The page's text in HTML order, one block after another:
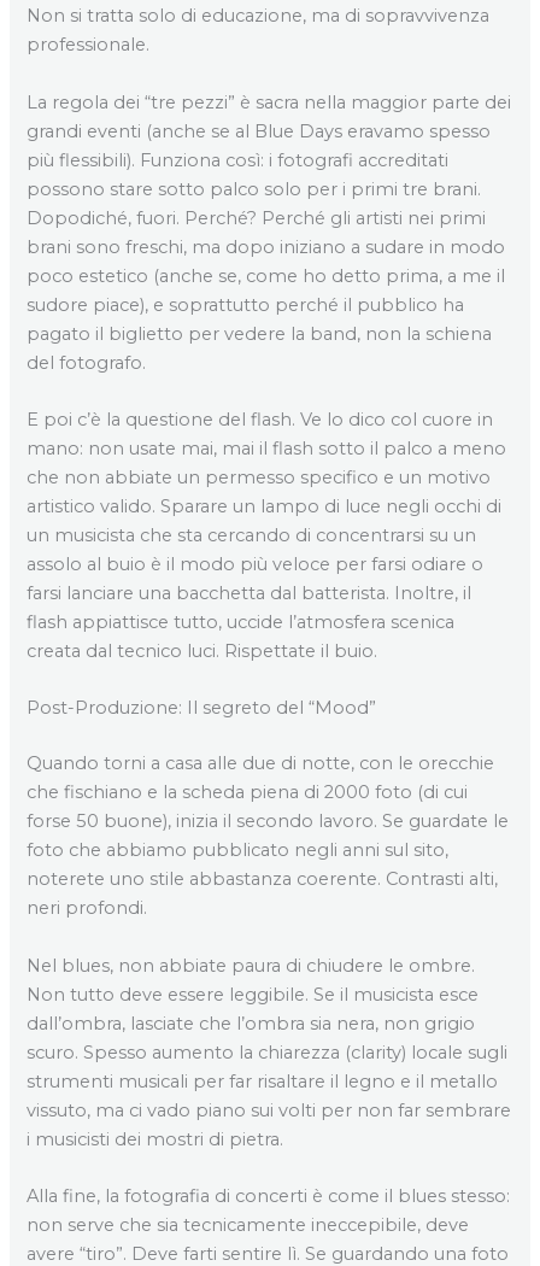
Non si tratta solo di educazione, ma di sopravvivenza
professionale.
La regola dei “tre pezzi” è sacra nella maggior parte dei
grandi eventi (anche se al Blue Days eravamo spesso
più flessibili). Funziona così: i fotografi accreditati
possono stare sotto palco solo per i primi tre brani.
Dopodiché, fuori. Perché? Perché gli artisti nei primi
brani sono freschi, ma dopo iniziano a sudare in modo
poco estetico (anche se, come ho detto prima, a me il
sudore piace), e soprattutto perché il pubblico ha
pagato il biglietto per vedere la band, non la schiena
del fotografo.
E poi c’è la questione del flash. Ve lo dico col cuore in
mano: non usate mai, mai il flash sotto il palco a meno
che non abbiate un permesso specifico e un motivo
artistico valido. Sparare un lampo di luce negli occhi di
un musicista che sta cercando di concentrarsi su un
assolo al buio è il modo più veloce per farsi odiare o
farsi lanciare una bacchetta dal batterista. Inoltre, il
flash appiattisce tutto, uccide l’atmosfera scenica
creata dal tecnico luci. Rispettate il buio.
Post-Produzione: Il segreto del “Mood”
Quando torni a casa alle due di notte, con le orecchie
che fischiano e la scheda piena di 2000 foto (di cui
forse 50 buone), inizia il secondo lavoro. Se guardate le
foto che abbiamo pubblicato negli anni sul sito,
noterete uno stile abbastanza coerente. Contrasti alti,
neri profondi.
Nel blues, non abbiate paura di chiudere le ombre.
Non tutto deve essere leggibile. Se il musicista esce
dall’ombra, lasciate che l’ombra sia nera, non grigio
scuro. Spesso aumento la chiarezza (clarity) locale sugli
strumenti musicali per far risaltare il legno e il metallo
vissuto, ma ci vado piano sui volti per non far sembrare
i musicisti dei mostri di pietra.
Alla fine, la fotografia di concerti è come il blues stesso:
non serve che sia tecnicamente ineccepibile, deve
avere “tiro”. Deve farti sentire lì. Se guardando una foto